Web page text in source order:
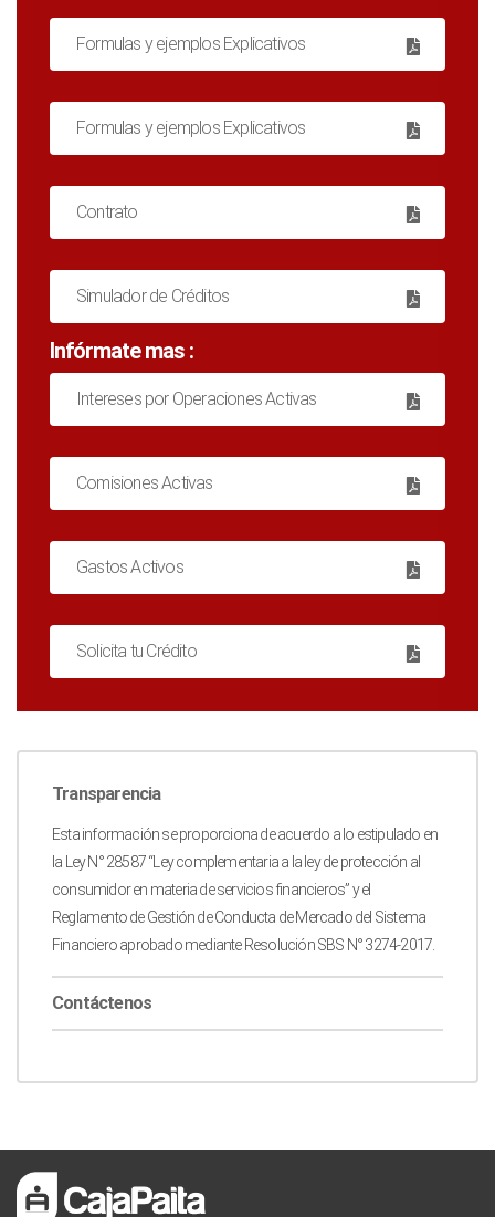
Formulas y ejemplos Explicativos
Formulas y ejemplos Explicativos
Contrato
Simulador de Créditos
Infórmate mas :
Intereses por Operaciones Activas
Comisiones Activas
Gastos Activos
Solicita tu Crédito
Transparencia
Esta información se proporciona de acuerdo a lo estipulado en
la Ley N° 28587 “Ley complementaria a la ley de protección al
consumidor en materia de servicios financieros” y el
Reglamento de Gestión de Conducta de Mercado del Sistema
Financiero aprobado mediante Resolución SBS N° 3274-2017.
Contáctenos